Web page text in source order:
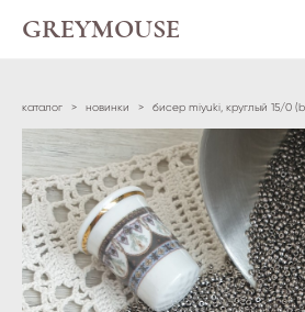
GREYMOUSE
каталог > новинки > бисер miyuki, круглый 15/0